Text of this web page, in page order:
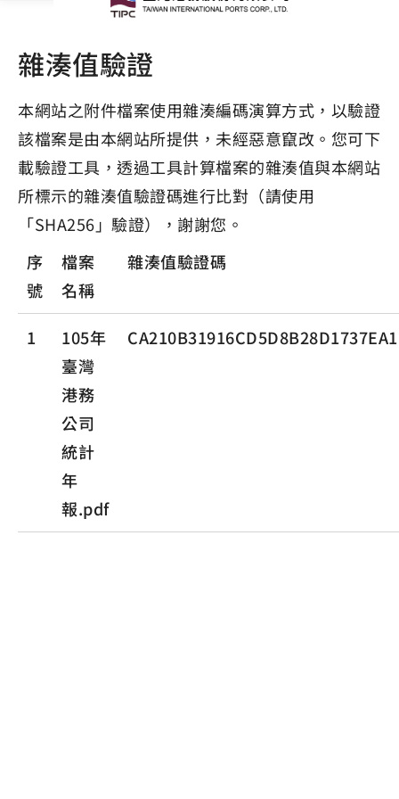
雜湊值驗證
本網站之附件檔案使用雜湊編碼演算方式，以驗證
該檔案是由本網站所提供，未經惡意竄改。您可下
載驗證工具，透過工具計算檔案的雜湊值與本網站
所標示的雜湊值驗證碼進行比對（請使用
「SHA256」驗證），謝謝您。
序
號
檔案
名稱
雜湊值驗證碼
1
105年
臺灣
港務
公司
統計
年
報.pdf